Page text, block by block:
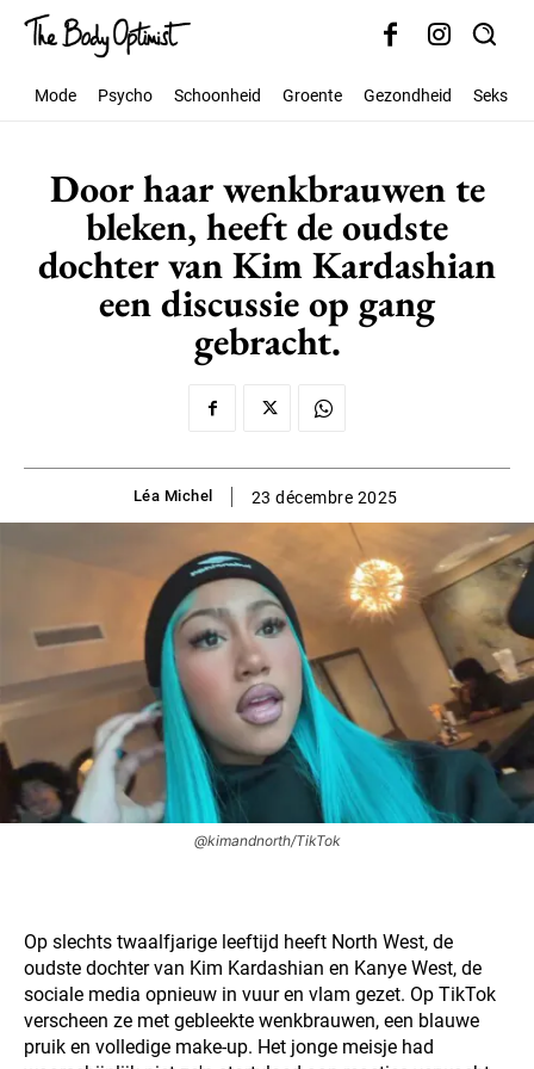
Mode Psycho Schoonheid Groente Gezondheid Seks
Door haar wenkbrauwen te
bleken, heeft de oudste
dochter van Kim Kardashian
een discussie op gang
gebracht.
Léa Michel 23 décembre 2025
@kimandnorth/TikTok
Op slechts twaalfjarige leeftijd heeft North West, de
oudste dochter van Kim Kardashian en Kanye West, de
sociale media opnieuw in vuur en vlam gezet. Op TikTok
verscheen ze met gebleekte wenkbrauwen, een blauwe
pruik en volledige make-up. Het jonge meisje had